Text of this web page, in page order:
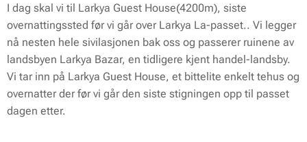
I dag skal vi til Larkya Guest House(4200m), siste
overnattingssted før vi går over Larkya La-passet.. Vi legger
nå nesten hele sivilasjonen bak oss og passerer ruinene av
landsbyen Larkya Bazar, en tidligere kjent handel-landsby.
Vi tar inn på Larkya Guest House, et bittelite enkelt tehus og
overnatter der før vi går den siste stigningen opp til passet
dagen etter.